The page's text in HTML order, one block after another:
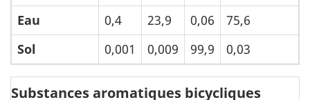
Eau
0,4 23,9 0,06
75,6
Sol
0,001 0,009 99,9 0,03
Substances aromatiques bicycliques